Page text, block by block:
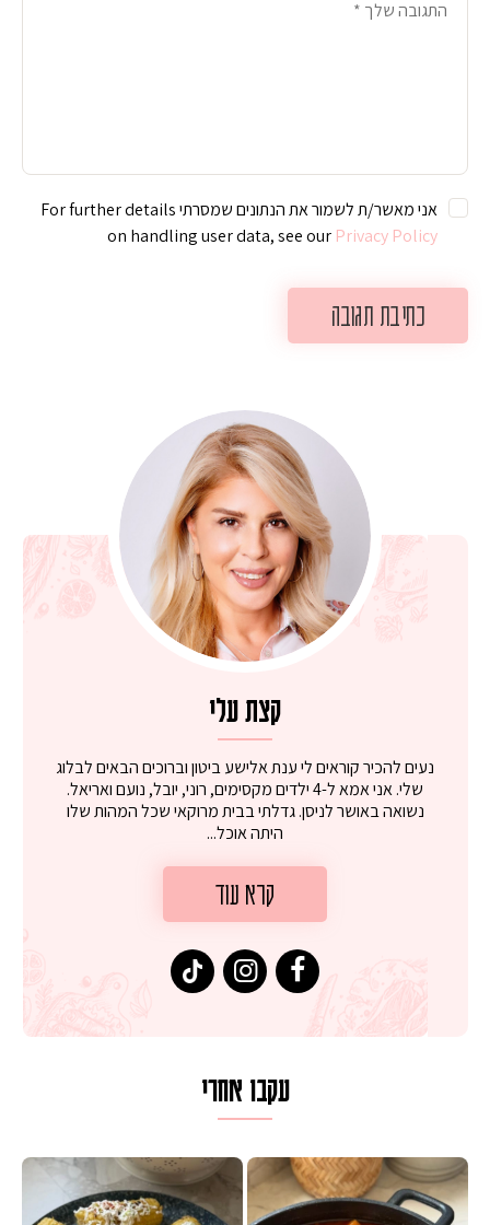
אני מאשר/ת לשמור את הנתונים שמסרתי For further details
on handling user data, see our Privacy Policy
קצת עלי
נעים להכיר קוראים לי ענת אלישע ביטון וברוכים הבאים לבלוג
שלי. אני אמא ל-4 ילדים מקסימים, רוני, יובל, נועם ואריאל.
נשואה באושר לניסן. גדלתי בבית מרוקאי שכל המהות שלו
היתה אוכל...
קרא עוד
עקבו אחרי
על מחבת עם גבינה בולגרית מעודנת מ